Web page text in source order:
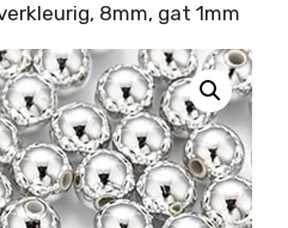
8mm, gat 1mm